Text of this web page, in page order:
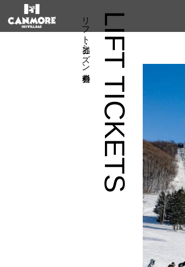
LIFT TICKETS
リフト券・シーズン券料金